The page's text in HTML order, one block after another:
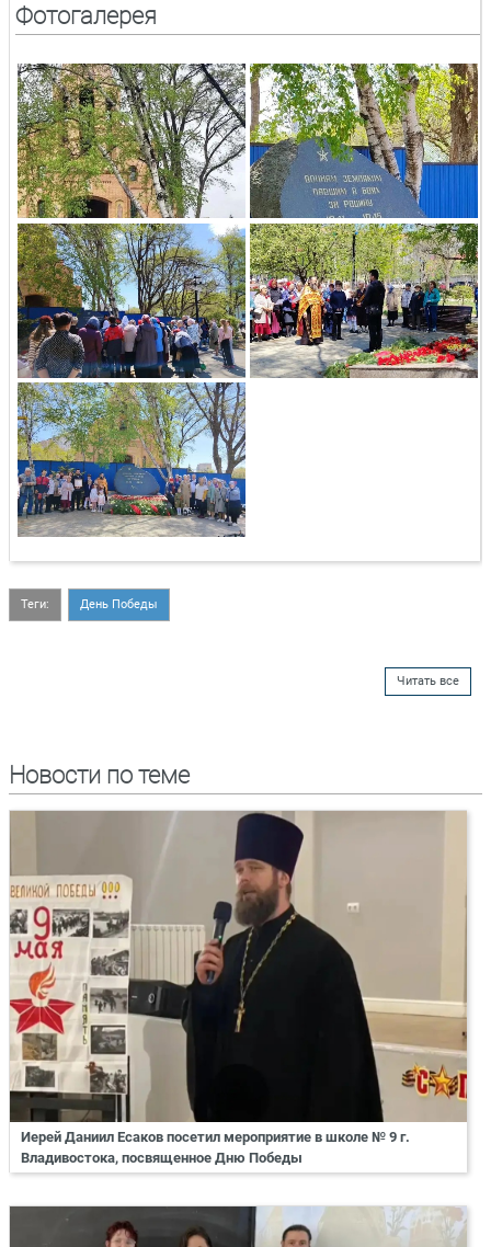
Фотогалерея
Теги: День Победы
Читать все
Новости по теме
Иерей Даниил Есаков посетил мероприятие в школе № 9 г.
Владивостока, посвященное Дню Победы